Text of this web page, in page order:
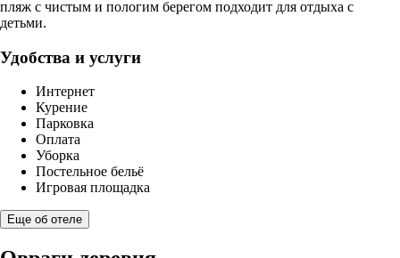
пляж с чистым и пологим берегом подходит для отдыха с
детьми.
Удобства и услуги
Интернет
Курение
Парковка
Оплата
Уборка
Постельное бельё
Игровая площадка
Еще об отеле